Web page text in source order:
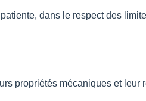
dans le respect des
propriétés mécaniques et leur